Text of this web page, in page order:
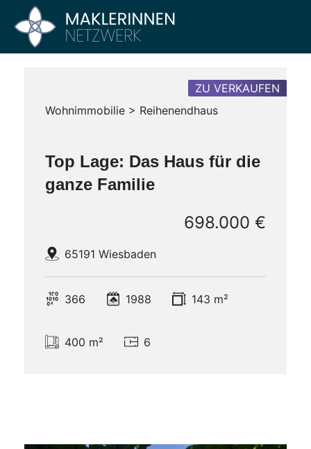
Inhalt
springenMaklerinnen
Vier
Büros
Wohnimmobilie > Reihenendhaus
ZU VERKAUFEN
Top Lage: Das Haus für die
ganze Familie
65191 Wiesbaden
698.000 €
366 1988 143 m²
400 m² 6